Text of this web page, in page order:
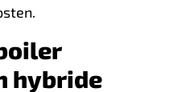
hybride